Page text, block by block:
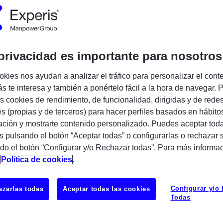
– Finance & Controlling (FI/CO) |
SAP Inhouse Consultant FI/COpara
participando en proyectos SAP y
plataformas ERP.
financieros y definición de requisitos
en SAP FI/CO.
MADRID
es importante para
nos ayudan a analizar el tráfico para personalizar el
te interesa y también a ponértelo fácil a la hora de navegar.
cookies de rendimiento, de funcionalidad, dirigidas y de
(propias y de terceros) para hacer perfiles basados en
y mostrarte contenido personalizado. Puedes aceptar
pulsando el botón “Aceptar todas” o configurarlas o rechazar
el botón “Configurar y/o Rechazar todas”. Para más
Política de cookies.
Configurar y/o
Todas
todas Aceptar todas las cookies